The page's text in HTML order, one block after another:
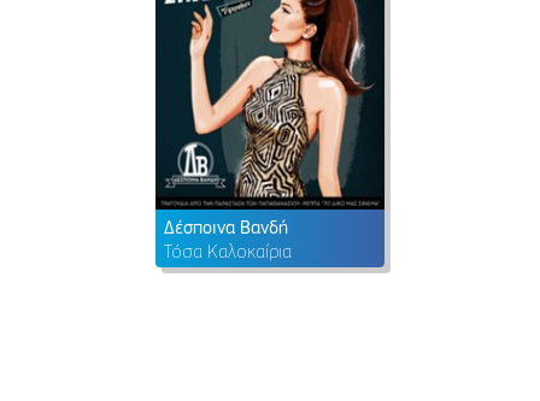
Δέσποινα Βανδή
Τόσα Καλοκαίρια